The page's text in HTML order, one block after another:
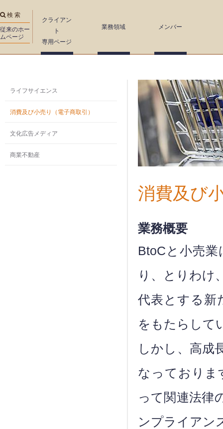
検 索
従来のホー
ムページ
クライアン
ト
専用ページ
業務領域 メンバー
You are here
ライフサイエンス
消費及び小売り（電子商取引）
文化広告メディア
商業不動産
消費及び
業務概要
BtoCと小売
り、とりわけ
代表とする新
をもたらして
しかし、高成
なっておりま
って関連法律
ンプライアン